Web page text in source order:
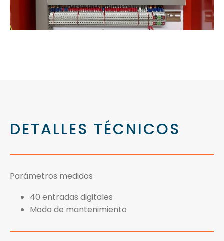
DETALLES TÉCNICOS
Parámetros medidos
40 entradas digitales
Modo de mantenimiento